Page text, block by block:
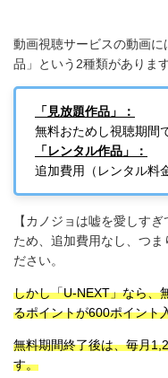
動画視聴サービスの動画
品」という2種類があります
「見放題作品」：
無料おためし視聴期間
「レンタル作品」：
追加費用（レンタル料
【カノジョは嘘を愛しすぎ
ため、追加費用なし、つま
ださい。
しかし「U-NEXT」なら、
るポイントが600ポイント
無料期間終了後は、毎月
す。